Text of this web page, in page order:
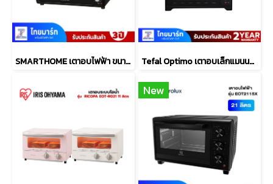
SMARTHOME เตาอบไฟฟ้า ขนาด 42 ลิตร รุ่น SM-OV1600 Tefal Optimo เตาอบเล็กแมนนวล รุ่น OF4958 60 ลิตร
New